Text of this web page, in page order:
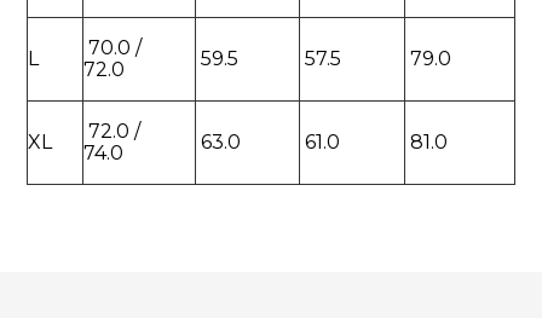
L
70.0 /
72.0
59.5 57.5 79.0
XL
72.0 /
74.0
63.0 61.0 81.0